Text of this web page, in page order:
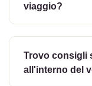
viaggio?
Trovo consigli
all'interno del